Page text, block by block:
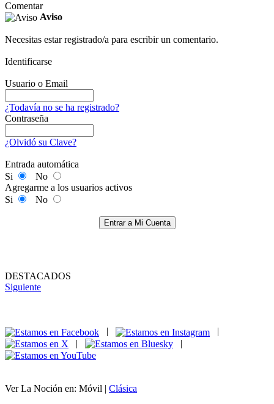
Comentar
Aviso
Necesitas estar registrado/a para escribir un comentario.
Identificarse
Usuario o Email
¿Todavía no se ha registrado?
Contraseña
¿Olvidó su Clave?
Entrada automática
Si
No
Agregarme a los usuarios activos
Si
No
Entrar a Mi Cuenta
DESTACADOS
Siguiente
|
|
Ver La Noción en: Móvil | Clásica